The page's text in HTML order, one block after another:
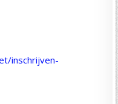
inschrijven-